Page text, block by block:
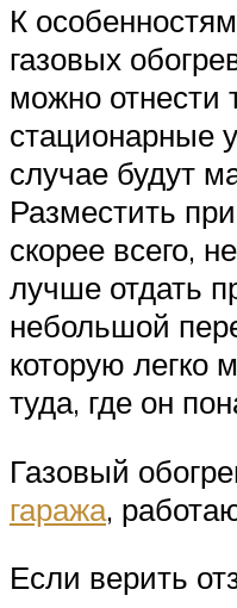
К
газовых
можно отнести
стационарные
случае будут
Разместить
скорее всего,
лучше отдать
небольшой
которую легко
туда, где он
Газовый
гаража,
Если верить